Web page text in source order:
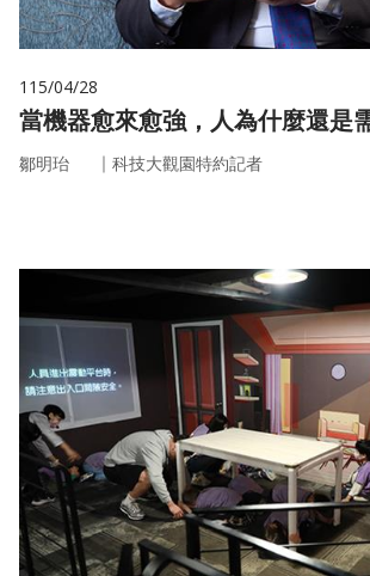
115/04/28
當機器愈來愈強，人為什麼還是
鄒明珆 ｜ 科技大觀園特約記者